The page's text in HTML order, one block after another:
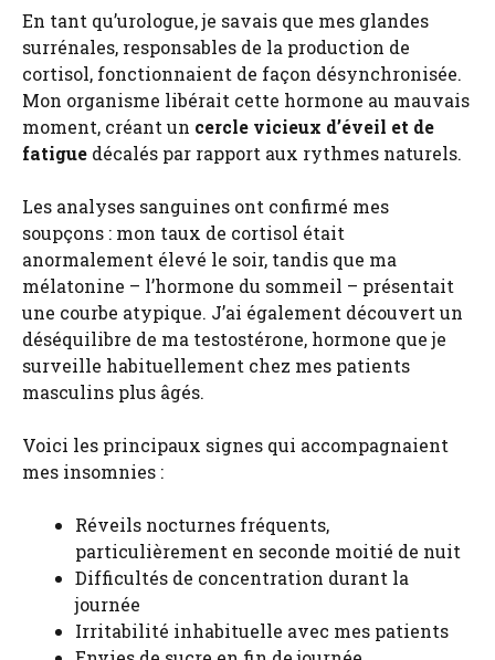
En tant qu’urologue, je savais que mes glandes
surrénales, responsables de la production de
cortisol, fonctionnaient de façon désynchronisée.
Mon organisme libérait cette hormone au mauvais
moment, créant un cercle vicieux d’éveil et de
fatigue décalés par rapport aux rythmes naturels.
Les analyses sanguines ont confirmé mes
soupçons : mon taux de cortisol était
anormalement élevé le soir, tandis que ma
mélatonine – l’hormone du sommeil – présentait
une courbe atypique. J’ai également découvert un
déséquilibre de ma testostérone, hormone que je
surveille habituellement chez mes patients
masculins plus âgés.
Voici les principaux signes qui accompagnaient
mes insomnies :
Réveils nocturnes fréquents,
particulièrement en seconde moitié de nuit
Difficultés de concentration durant la
journée
Irritabilité inhabituelle avec mes patients